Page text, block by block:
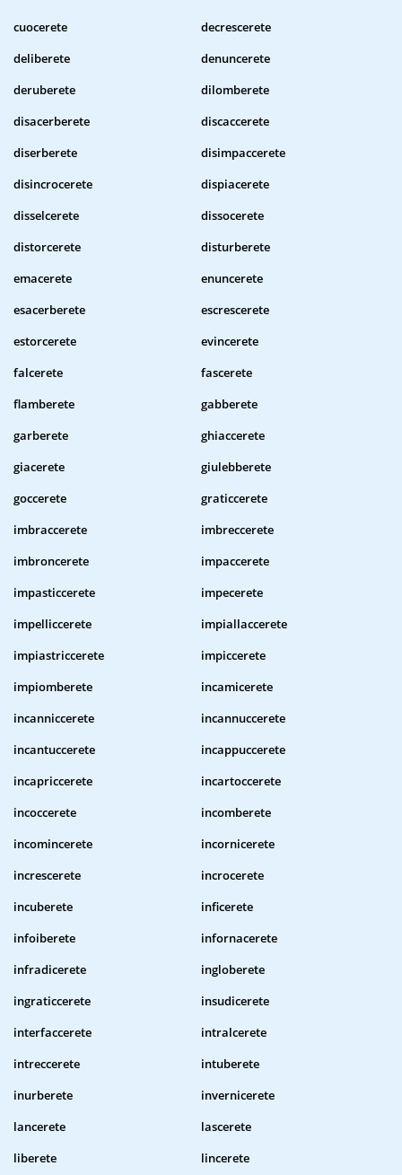
cuocerete
decrescerete
deliberete
denuncerete
deruberete
dilomberete
disacerberete
discaccerete
diserberete
disimpaccerete
disincrocerete
dispiacerete
disselcerete
dissocerete
distorcerete
disturberete
emacerete
enuncerete
esacerberete
escrescerete
estorcerete
evincerete
falcerete
fascerete
flamberete
gabberete
garberete
ghiaccerete
giacerete
giulebberete
goccerete
graticcerete
imbraccerete
imbreccerete
imbroncerete
impaccerete
impasticcerete
impecerete
impelliccerete
impiallaccerete
impiastriccerete
impiccerete
impiomberete
incamicerete
incanniccerete
incannuccerete
incantuccerete
incappuccerete
incapriccerete
incartoccerete
incoccerete
incomberete
incomincerete
incornicerete
increscerete
incrocerete
incuberete
inficerete
infoiberete
infornacerete
infradicerete
ingloberete
ingraticcerete
insudicerete
interfaccerete
intralcerete
intreccerete
intuberete
inurberete
invernicerete
lancerete
lascerete
liberete
lincerete